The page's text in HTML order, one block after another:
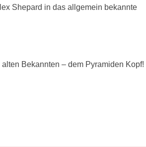
Shepard in das allgemein bekannte
alten Bekannten – dem Pyramiden Kopf!